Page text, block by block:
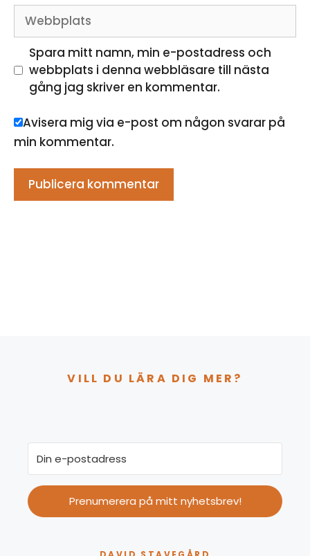
Webbplats
Spara mitt namn, min e-postadress och
webbplats i denna webbläsare till nästa
gång jag skriver en kommentar.
Avisera mig via e-post om någon svarar på
min kommentar.
VILL DU LÄRA DIG MER?
Prenumerera på mitt nyhetsbrev!